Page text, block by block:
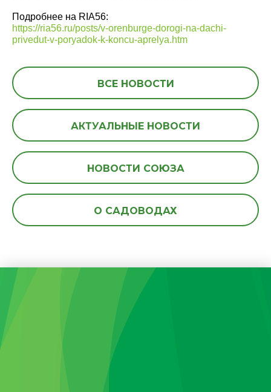
Подробнее на RIA56:
https://ria56.ru/posts/v-orenburge-dorogi-na-dachi-
privedut-v-poryadok-k-koncu-aprelya.htm
ВСЕ НОВОСТИ
АКТУАЛЬНЫЕ НОВОСТИ
НОВОСТИ СОЮЗА
О САДОВОДАХ